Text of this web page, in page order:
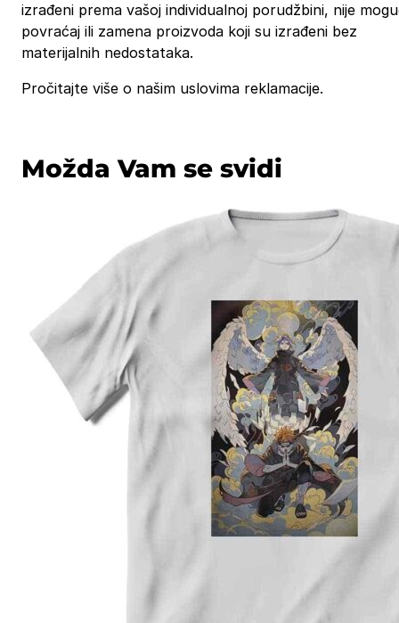
izrađeni prema vašoj individualnoj porudžbini, nije
povraćaj ili zamena proizvoda koji su izrađeni bez
materijalnih nedostataka.
Pročitajte više o našim uslovima reklamacije.
Možda Vam se svidi